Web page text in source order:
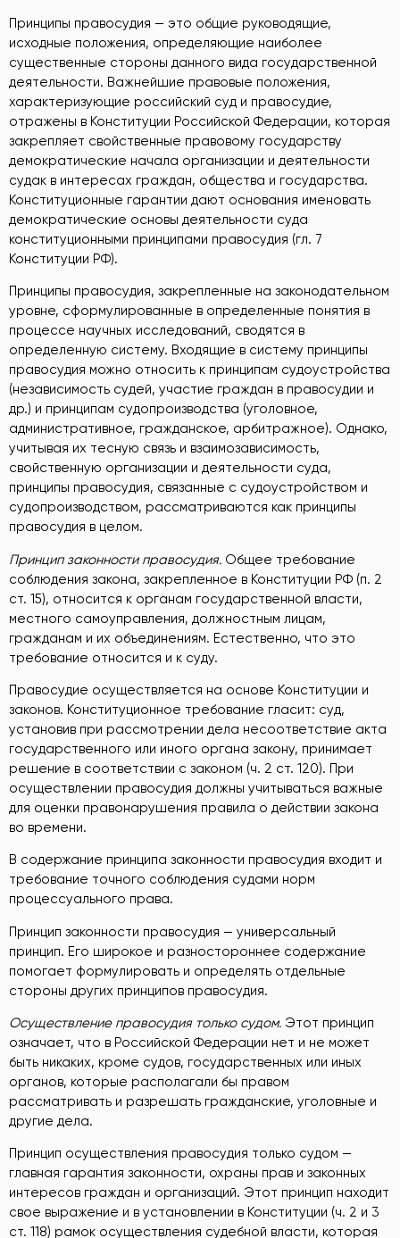
Принципы правосудия — это общие руководящие,
исходные положения, определяющие наиболее
существенные стороны данного вида государственной
деятельности. Важнейшие правовые положения,
характеризующие российский суд и правосудие,
отражены в Конституции Российской Федерации, которая
закрепляет свойственные правовому государству
демократические начала организации и деятельности
судак в интересах граждан, общества и государства.
Конституционные гарантии дают основания именовать
демократические основы деятельности суда
конституционными принципами правосудия (гл. 7
Конституции РФ).
Принципы правосудия, закрепленные на законодательном
уровне, сформулированные в определенные понятия в
процессе научных исследований, сводятся в
определенную систему. Входящие в систему принципы
правосудия можно относить к принципам судоустройства
(независимость судей, участие граждан в правосудии и
др.) и принципам судопроизводства (уголовное,
административное, гражданское, арбитражное). Однако,
учитывая их тесную связь и взаимозависимость,
свойственную организации и деятельности суда,
принципы правосудия, связанные с судоустройством и
судопроизводством, рассматриваются как принципы
правосудия в целом.
Принцип законности правосудия. Общее требование
соблюдения закона, закрепленное в Конституции РФ (п. 2
ст. 15), относится к органам государственной власти,
местного самоуправления, должностным лицам,
гражданам и их объединениям. Естественно, что это
требование относится и к суду.
Правосудие осуществляется на основе Конституции и
законов. Конституционное требование гласит: суд,
установив при рассмотрении дела несоответствие акта
государственного или иного органа закону, принимает
решение в соответствии с законом (ч. 2 ст. 120). При
осуществлении правосудия должны учитываться важные
для оценки правонарушения правила о действии закона
во времени.
В содержание принципа законности правосудия входит и
требование точного соблюдения судами норм
процессуального права.
Принцип законности правосудия — универсальный
принцип. Его широкое и разностороннее содержание
помогает формулировать и определять отдельные
стороны других принципов правосудия.
Осуществление правосудия только судом. Этот принцип
означает, что в Российской Федерации нет и не может
быть никаких, кроме судов, государственных или иных
органов, которые располагали бы правом
рассматривать и разрешать гражданские, уголовные и
другие дела.
Принцип осуществления правосудия только судом —
главная гарантия законности, охраны прав и законных
интересов граждан и организаций. Этот принцип находит
свое выражение и в установлении в Конституции (ч. 2 и 3
ст. 118) рамок осуществления судебной власти, которая